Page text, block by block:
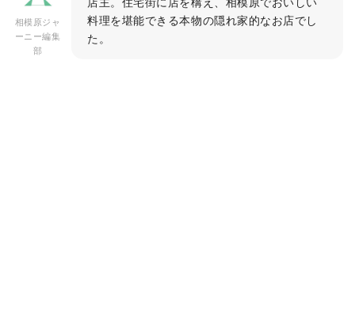
相模原ジャ
ーニー編集
部
料理を堪能できる本物の隠れ家的なお店でし
た。